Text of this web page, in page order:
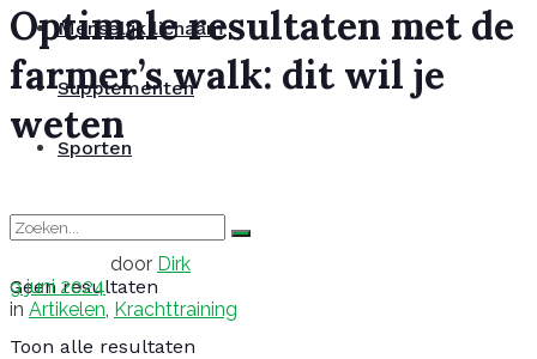
Menselijk lichaam
Supplementen
Sporten
Geen resultaten
Toon alle resultaten
Optimale resultaten met de
farmer’s walk: dit wil je
weten
door Dirk
9 juni 2024
in Artikelen, Krachttraining